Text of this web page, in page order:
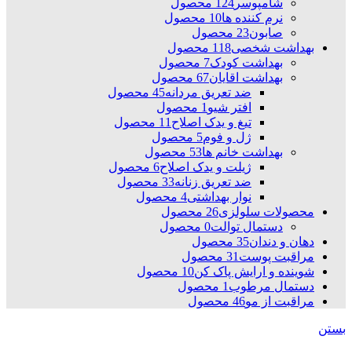
شامپوسر 124 محصول
نرم کننده ها10 محصول
صابون23 محصول
بهداشت شخصی118 محصول
بهداشت کودک7 محصول
بهداشت اقایان67 محصول
ضد تعریق مردانه45 محصول
افتر شیو1 محصول
تیغ و یدک اصلاح11 محصول
ژل و فوم5 محصول
بهداشت خانم ها53 محصول
ژیلت و یدک اصلاح6 محصول
ضد تعریق زنانه33 محصول
نوار بهداشتی4 محصول
محصولات سلولزی26 محصول
دستمال توالت0 محصول
دهان و دندان35 محصول
مراقبت پوست31 محصول
شوینده و ارایش پاک کن10 محصول
دستمال مرطوب1 محصول
مراقبت از مو46 محصول
بستن